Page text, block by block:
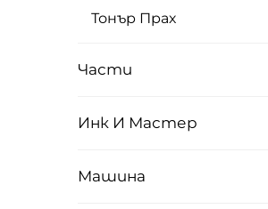
Тонър Прах
Части
Инк И Мастер
Машина